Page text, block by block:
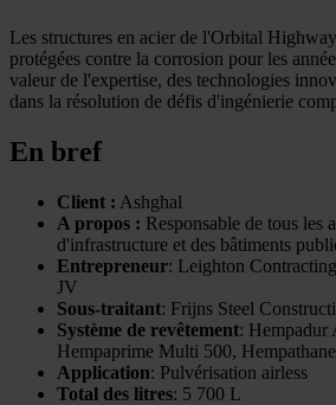
Les structures en acier de l'Orbital
protégées contre la corrosion pour les
valeur de l'expertise, des technologies
dans la résolution de défis d'ingénierie
En bref
Client : Ashghal
A propos : Responsable de tous les
d'infrastructure et des bâtiments
Entrepreneur: Leighton
JV
Sous-traitant: Frijns Steel
Système de revêtement: Hempadur
Hempaprime Multi 500,
Application: Pulvérisation airless
Total des litres: 5 700 L